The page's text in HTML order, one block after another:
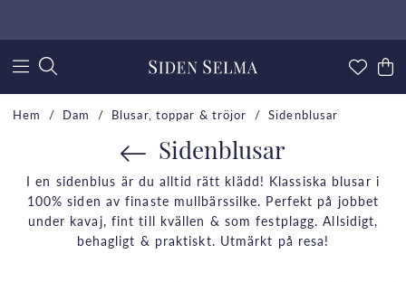
Hem Dam Blusar, toppar & tröjor Sidenblusar
Sidenblusar
I en sidenblus är du alltid rätt klädd! Klassiska blusar i
100% siden av finaste mullbärssilke. Perfekt på jobbet
under kavaj, fint till kvällen & som festplagg. Allsidigt,
behagligt & praktiskt. Utmärkt på resa!